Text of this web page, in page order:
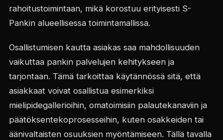
rahoitustoimintaan, mikä korostuu erityisesti S-
Pankin alueellisessa toimintamallissa.
Osallistumisen kautta asiakas saa mahdollisuuden
vaikuttaa pankin palvelujen kehitykseen ja
tarjontaan. Tämä tarkoittaa käytännössä sitä, että
asiakkaat voivat osallistua esimerkiksi
mielipidegallerioihin, omatoimisiin palautekanaviin ja
päätöksentekoprosesseihin, kuten osakkeiden tai
äänivaltaisten osuuksien myöntämiseen. Tällä tavalla